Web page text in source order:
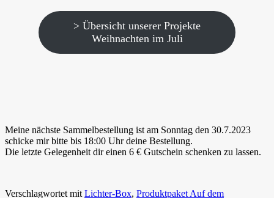
> Übersicht unserer Projekte
Weihnachten im Juli
Meine nächste Sammelbestellung ist am Sonntag den 30.7.2023
schicke mir bitte bis 18:00 Uhr deine Bestellung.
Die letzte Gelegenheit dir einen 6 € Gutschein schenken zu lassen.
Verschlagwortet mit Lichter-Box, Produktpaket Auf dem